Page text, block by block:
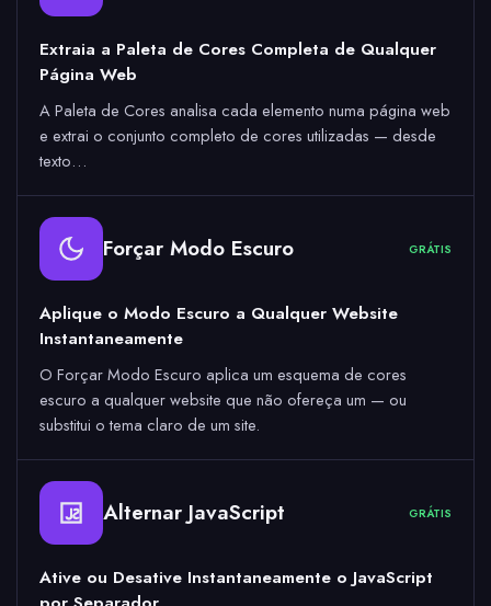
Extraia a Paleta de Cores Completa de Qualquer
Página Web
A Paleta de Cores analisa cada elemento numa página web
e extrai o conjunto completo de cores utilizadas — desde
texto…
Forçar Modo Escuro GRÁTIS
Aplique o Modo Escuro a Qualquer Website
Instantaneamente
O Forçar Modo Escuro aplica um esquema de cores
escuro a qualquer website que não ofereça um — ou
substitui o tema claro de um site.
Alternar JavaScript GRÁTIS
Ative ou Desative Instantaneamente o JavaScript